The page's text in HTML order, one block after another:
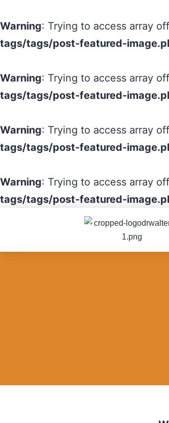
Warning: Trying to access array
tags/tags/post-featured-
Warning: Trying to access array
tags/tags/post-featured-
Warning: Trying to access array
tags/tags/post-featured-
Warning: Trying to access array
tags/tags/post-featured-